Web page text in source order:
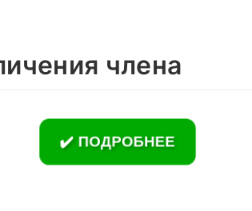
члена
✔️ ПОДРОБНЕЕ